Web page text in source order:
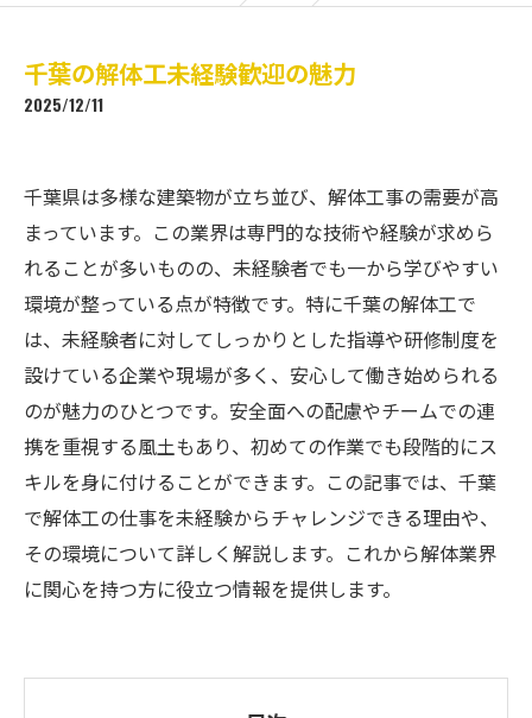
千葉の解体工未経験歓迎の魅力
2025/12/11
千葉県は多様な建築物が立ち並び、解体工事の需要が高
まっています。この業界は専門的な技術や経験が求めら
れることが多いものの、未経験者でも一から学びやすい
環境が整っている点が特徴です。特に千葉の解体工で
は、未経験者に対してしっかりとした指導や研修制度を
設けている企業や現場が多く、安心して働き始められる
のが魅力のひとつです。安全面への配慮やチームでの連
携を重視する風土もあり、初めての作業でも段階的にス
キルを身に付けることができます。この記事では、千葉
で解体工の仕事を未経験からチャレンジできる理由や、
その環境について詳しく解説します。これから解体業界
に関心を持つ方に役立つ情報を提供します。